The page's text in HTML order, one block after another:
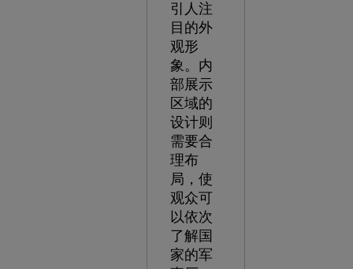
引人注
目的外
观形
象。内
部展示
区域的
设计则
需要合
理布
局，使
观众可
以依次
了解国
家的军